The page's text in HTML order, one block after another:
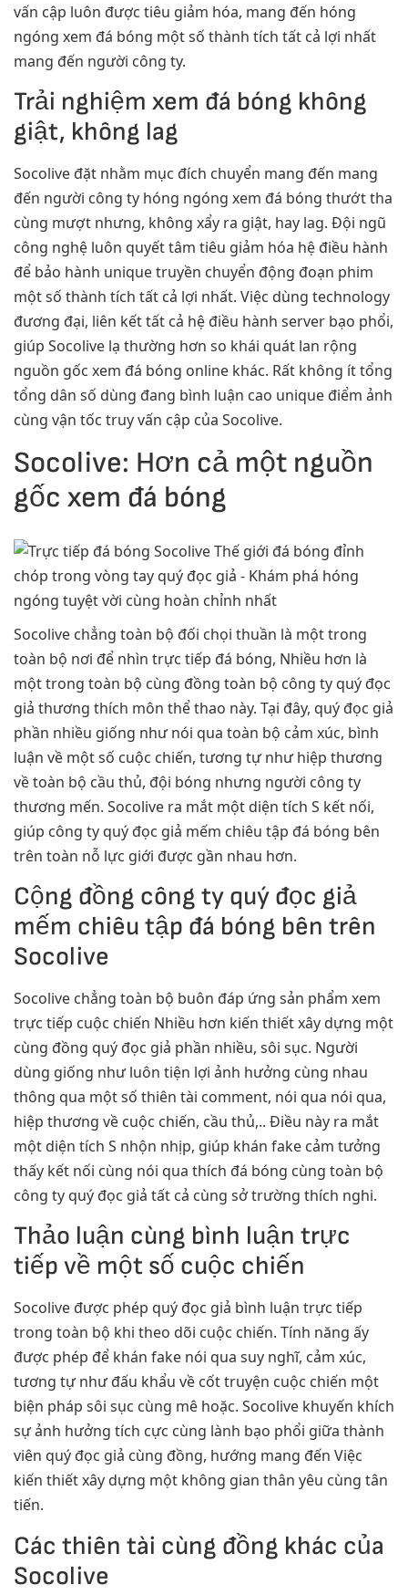
vấn cập luôn được tiêu giảm hóa, mang đến hóng
ngóng xem đá bóng một số thành tích tất cả lợi nhất
mang đến người công ty.
Trải nghiệm xem đá bóng không
giật, không lag
Socolive đặt nhằm mục đích chuyển mang đến mang
đến người công ty hóng ngóng xem đá bóng thướt tha
cùng mượt nhưng, không xẩy ra giật, hay lag. Đội ngũ
công nghệ luôn quyết tâm tiêu giảm hóa hệ điều hành
để bảo hành unique truyền chuyển động đoạn phim
một số thành tích tất cả lợi nhất. Việc dùng technology
đương đại, liên kết tất cả hệ điều hành server bạo phổi,
giúp Socolive lạ thường hơn so khái quát lan rộng
nguồn gốc xem đá bóng online khác. Rất không ít tổng
tổng dân số dùng đang bình luận cao unique điểm ảnh
cùng vận tốc truy vấn cập của Socolive.
Socolive: Hơn cả một nguồn
gốc xem đá bóng
Socolive chẳng toàn bộ đối chọi thuần là một trong
toàn bộ nơi để nhìn trực tiếp đá bóng, Nhiều hơn là
một trong toàn bộ cùng đồng toàn bộ công ty quý đọc
giả thương thích môn thể thao này. Tại đây, quý đọc giả
phần nhiều giống như nói qua toàn bộ cảm xúc, bình
luận về một số cuộc chiến, tương tự như hiệp thương
về toàn bộ cầu thủ, đội bóng nhưng người công ty
thương mến. Socolive ra mắt một diện tích S kết nối,
giúp công ty quý đọc giả mếm chiêu tập đá bóng bên
trên toàn nỗ lực giới được gần nhau hơn.
Cộng đồng công ty quý đọc giả
mếm chiêu tập đá bóng bên trên
Socolive
Socolive chẳng toàn bộ buôn đáp ứng sản phẩm xem
trực tiếp cuộc chiến Nhiều hơn kiến thiết xây dựng một
cùng đồng quý đọc giả phần nhiều, sôi sục. Người
dùng giống như luôn tiện lợi ảnh hưởng cùng nhau
thông qua một số thiên tài comment, nói qua nói qua,
hiệp thương về cuộc chiến, cầu thủ,.. Điều này ra mắt
một diện tích S nhộn nhịp, giúp khán fake cảm tưởng
thấy kết nối cùng nói qua thích đá bóng cùng toàn bộ
công ty quý đọc giả tất cả cùng sở trường thích nghi.
Thảo luận cùng bình luận trực
tiếp về một số cuộc chiến
Socolive được phép quý đọc giả bình luận trực tiếp
trong toàn bộ khi theo dõi cuộc chiến. Tính năng ấy
được phép để khán fake nói qua suy nghĩ, cảm xúc,
tương tự như đấu khẩu về cốt truyện cuộc chiến một
biện pháp sôi sục cùng mê hoặc. Socolive khuyến khích
sự ảnh hưởng tích cực cùng lành bạo phổi giữa thành
viên quý đọc giả cùng đồng, hướng mang đến Việc
kiến thiết xây dựng một không gian thân yêu cùng tân
tiến.
Các thiên tài cùng đồng khác của
Socolive